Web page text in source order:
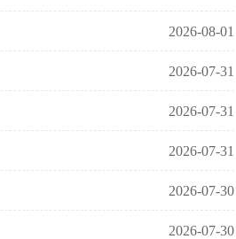
2026-08-01
2026-07-31
2026-07-31
2026-07-31
2026-07-30
2026-07-30